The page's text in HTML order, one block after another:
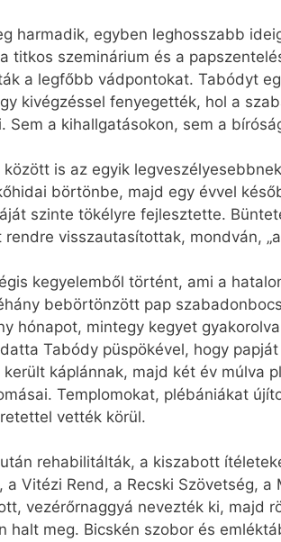
harmadik, egyben leghosszabb
titkos szeminárium és a
a legfőbb vádpontokat. Tabódyt
kivégzéssel fenyegették, hol a
Sem a kihallgatásokon, sem a
is az egyik
börtönbe, majd egy évvel
szinte tökélyre fejlesztette.
rendre visszautasítottak, mondván,
kegyelemből történt, ami a
bebörtönzött pap
hónapot, mintegy kegyet
Tabódy püspökével, hogy
került káplánnak, majd két év múlva
Templomokat, plébániákat
vették körül.
rehabilitálták, a kiszabott
a Vitézi Rend, a Recski Szövetség,
vezérőrnaggyá nevezték ki, majd
halt meg. Bicskén szobor és